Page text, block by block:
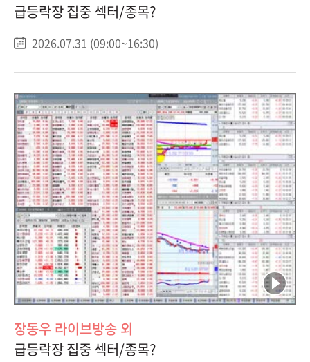
급등락장 집중 섹터/종목?
2026.07.31 (09:00~16:30)
장동우 라이브방송 외
급등락장 집중 섹터/종목?